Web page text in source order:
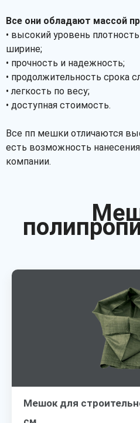
Все они обладают массой
• высокий уровень
ширине;
• прочность и надежность;
• продолжительность срока
• легкость по весу;
• доступная стоимость.
Все пп мешки отличаются
есть возможность нанесения
компании.
Мешок для